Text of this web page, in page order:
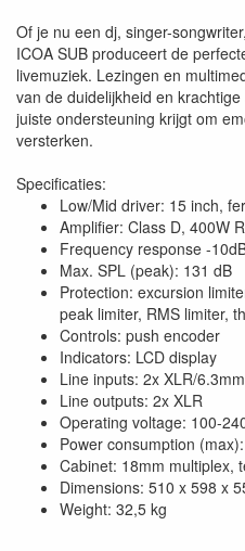
Of je nu een dj, singer-
ICOA SUB produceert de
livemuziek. Lezingen en
van de duidelijkheid en
juiste ondersteuning krijgt om
versterken.
Specificaties:
Low/Mid driver: 15 inch,
Amplifier: Class D, 400W
Frequency response -
Max. SPL (peak): 131 dB
Protection: excursion
peak limiter, RMS limiter,
Controls: push encoder
Indicators: LCD display
Line inputs: 2x XLR/
Line outputs: 2x XLR
Operating voltage: 100-
Power consumption
Cabinet: 18mm multiplex,
Dimensions: 510 x 598 x
Weight: 32,5 kg